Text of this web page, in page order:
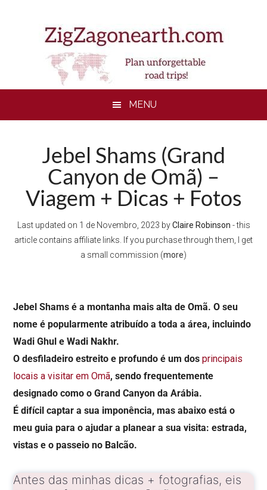
MENU
Jebel Shams (Grand
Canyon de Omã) –
Viagem + Dicas + Fotos
Last updated on 1 de Novembro, 2023 byClaire Robinson - this
article contains affiliate links. If you purchase through them, I get
a small commission (more)
Jebel Shams é a montanha mais alta de Omã. O seu
nome é popularmente atribuído a toda a área, incluindo
Wadi Ghul e Wadi Nakhr.
O desfiladeiro estreito e profundo é um dosprincipais
locais a visitar em Omã, sendo frequentemente
designado como o Grand Canyon da Arábia.
É difícil captar a sua imponência, mas abaixo está o
meu guia para o ajudar a planear a sua visita: estrada,
vistas e o passeio no Balcão.
Antes das minhas dicas + fotografias, eis